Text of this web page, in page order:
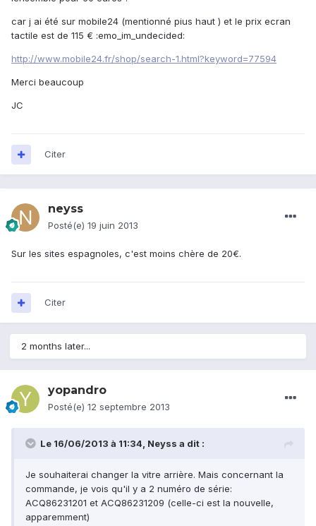
car j ai été sur mobile24 (mentionné pius haut ) et le prix ecran
tactile est de 115 € :emo_im_undecided:
http://www.mobile24.fr/shop/search-1.html?keyword=77594
Merci beaucoup
JC
Citer
neyss
Posté(e) 19 juin 2013
Sur les sites espagnoles, c'est moins chère de 20€.
Citer
2 months later...
yopandro
Posté(e) 12 septembre 2013
Le 16/06/2013 à 11:34, Neyss a dit :
Je souhaiterai changer la vitre arrière. Mais concernant la
commande, je vois qu'il y a 2 numéro de série:
ACQ86231201 et ACQ86231209 (celle-ci est la nouvelle,
apparemment)